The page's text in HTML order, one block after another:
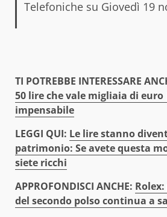
Telefonichesu Giovedì 19
TI POTREBBE INTERESSARE
50 lire che vale migliaia di
impensabile
LEGGI QUI: Le lire stanno
patrimonio: Se avete questa
siete ricchi
APPROFONDISCI ANCHE:
del secondo polso continua a